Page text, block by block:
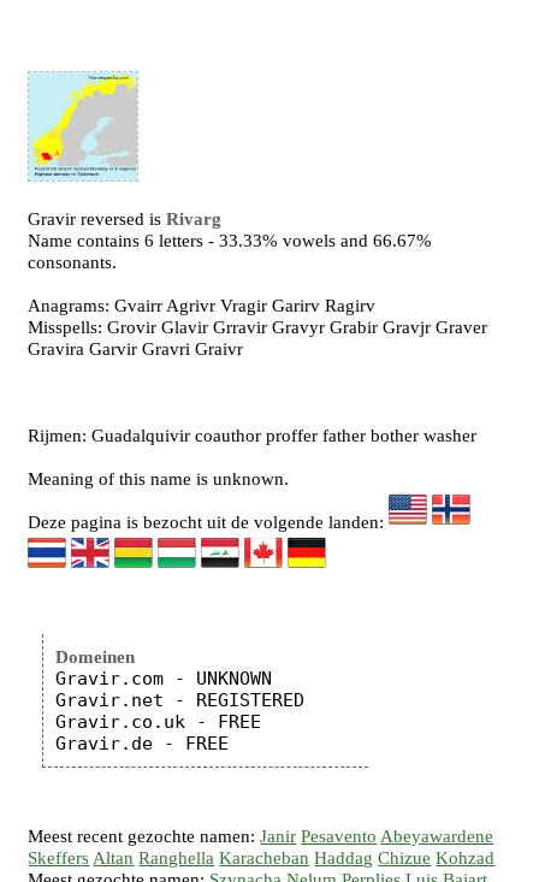
Gravir reversed isRivarg
Name contains 6 letters - 33.33% vowels and 66.67%
consonants.
Anagrams: Gvairr Agrivr Vragir Garirv Ragirv
Misspells: Grovir Glavir Grravir Gravyr Grabir Gravjr Graver
Gravira Garvir Gravri Graivr
Rijmen: Guadalquivir coauthor proffer father bother washer
Meaning of this name is unknown.
Deze pagina is bezocht uit de volgende landen:
Domeinen
Gravir.com - UNKNOWN
Gravir.net - REGISTERED
Gravir.co.uk - FREE
Meest recent gezochte namen:Janir Pesavento Abeyawardene
Skeffers Altan Ranghella Karacheban Haddag Chizue Kohzad